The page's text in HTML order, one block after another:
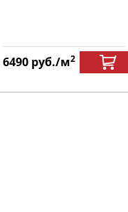
6490 руб./м2